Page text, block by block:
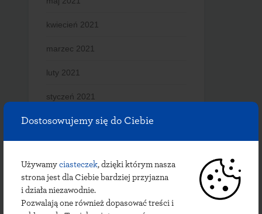
Dostosowujemy się do Ciebie
Używamy ciasteczek, dzięki którym nasza
strona jest dla Ciebie bardziej przyjazna
i działa niezawodnie.
Pozwalają one również dopasować treści i
kwiecień 2021
marzec 2021
luty 2021
styczeń 2021
grudzień 2020
październik 2020
wrzesień 2020